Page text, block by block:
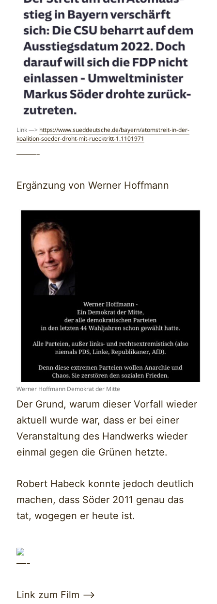
Link —> https://www.sueddeutsche.de/bayern/atomstreit-in-der-
koalition-soeder-droht-mit-ruecktritt-1.1101971
——-
Ergänzung von Werner Hoffmann
Werner Hoffmann Demokrat der Mitte
Der Grund, warum dieser Vorfall wieder
aktuell wurde war, dass er bei einer
Veranstaltung des Handwerks wieder
einmal gegen die Grünen hetzte.
Robert Habeck konnte jedoch deutlich
machen, dass Söder 2011 genau das
tat, wogegen er heute ist.
—-
Link zum Film —>